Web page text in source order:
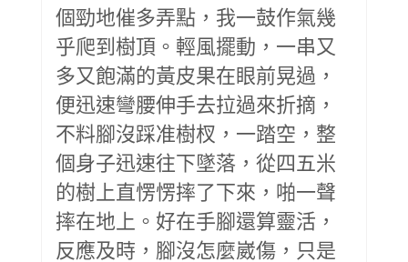
個勁地催多弄點，我一鼓作氣幾
乎爬到樹頂。輕風擺動，一串又
多又飽滿的黃皮果在眼前晃過，
便迅速彎腰伸手去拉過來折摘，
不料腳沒踩准樹杈，一踏空，整
個身子迅速往下墜落，從四五米
的樹上直愣愣摔了下來，啪一聲
摔在地上。好在手腳還算靈活，
反應及時，腳沒怎麼崴傷，只是